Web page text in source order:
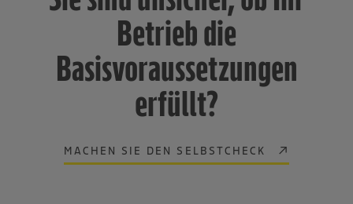
Betrieb die
Basisvoraussetzungen
erfüllt?
MACHEN SIE DEN SELBSTCHECK